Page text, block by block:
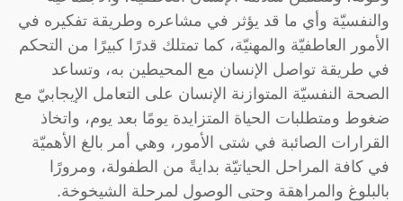
والنفسيّة وأي ما قد يؤثر في مشاعره وطريقة تفكيره في
الأمور العاطفيّة والمهنيّة، كما تمتلك قدرًا كبيرًا من التحكم
في طريقة تواصل الإنسان مع المحيطين به، وتساعد
الصحة النفسيّة المتوازنة الإنسان على التعامل الإيجابيّ مع
ضغوط ومتطلبات الحياة المتزايدة يومًا بعد يوم، واتخاذ
القرارات الصائبة في شتى الأمور، وهي أمر بالغ الأهميّة
في كافة المراحل الحياتيّة بدايةً من الطفولة، ومرورًا
بالبلوغ والمراهقة وحتى الوصول لمرحلة الشيخوخة.